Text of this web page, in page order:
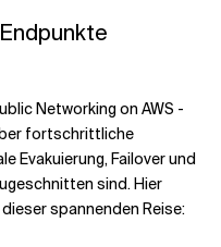
Networking on AWS -
fortschrittliche
Evakuierung, Failover und
sind. Hier
spannenden Reise: